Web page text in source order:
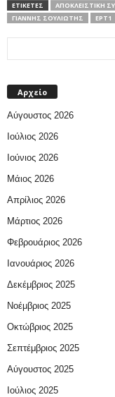
ΕΤΙΚΕΤΕΣ ΑΠΟΚΛΕΙΣΤΙΚΉ
ΓΙΆΝΝΗΣ ΣΟΥΛΙΏΤΗΣ
ΕΡΤ1
Αρχείο
Αύγουστος 2026
Ιούλιος 2026
Ιούνιος 2026
Μάιος 2026
Απρίλιος 2026
Μάρτιος 2026
Φεβρουάριος 2026
Ιανουάριος 2026
Δεκέμβριος 2025
Νοέμβριος 2025
Οκτώβριος 2025
Σεπτέμβριος 2025
Αύγουστος 2025
Ιούλιος 2025